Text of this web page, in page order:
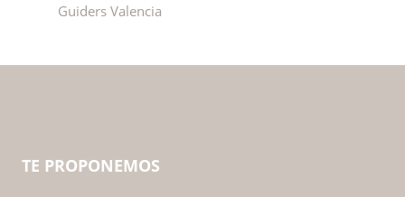
Guiders Valencia
TE PROPONEMOS